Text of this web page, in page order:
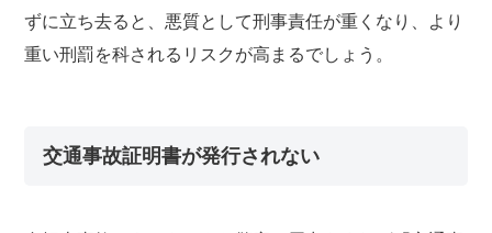
ずに立ち去ると、悪質として刑事責任が重くなり、より
重い刑罰を科されるリスクが高まるでしょう。
交通事故証明書が発行されない